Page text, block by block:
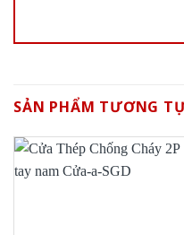
SẢN PHẨM TƯƠNG